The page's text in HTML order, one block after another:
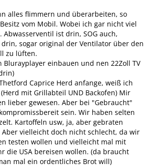
alles flimmern und überarbeiten, so
vom Mobil. Wobei ich gar nicht viel
Abwasserventil ist drin, SOG auch,
drin, sogar original der Ventilator über den
zu lüften.
Blurayplayer einbauen und nen 22Zoll TV
Caprice Herd anfange, weiß ich
mit Grillabteil UND Backofen) Mir
lieber gewesen. Aber bei "Gebraucht"
sein. Wir haben selten
Kartoffeln usw, ja, aber gebraten
vielleicht doch nicht schlecht, da wir
testen wollen und vielleicht mal mit
die USA bereisen wollen. (da braucht
mal ein ordentliches Brot will)